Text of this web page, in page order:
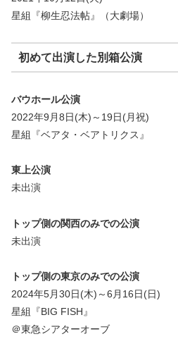
星組『柳生忍法帖』（大劇場）
初めて出演した別箱公演
バウホール公演
2022年9月8日(木)～19日(月祝)
星組『ベアタ・ベアトリクス』
東上公演
未出演
トップ側の関西のみでの公演
未出演
トップ側の東京のみでの公演
2024年5月30日(木)～6月16日(日)
星組『BIG FISH』
＠東急シアターオーブ